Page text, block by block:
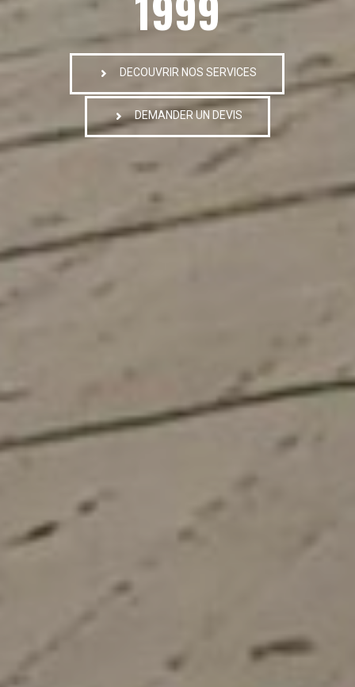
DECOUVRIR NOS SERVICES
DEMANDER UN DEVIS